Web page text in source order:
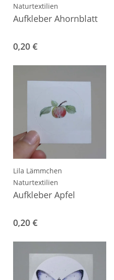
Naturtextilien
Aufkleber Ahornblatt
0,20 €
Lila Lämmchen
Naturtextilien
Aufkleber Apfel
0,20 €